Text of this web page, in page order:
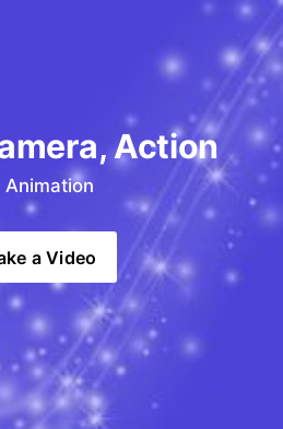
Action
Animation
a Video